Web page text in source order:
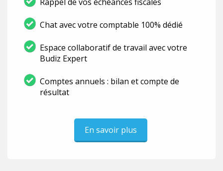
Chat avec votre comptable 100% dédié
Espace collaboratif de travail avec votre
Budiz Expert
Comptes annuels : bilan et compte de
résultat
En savoir plus